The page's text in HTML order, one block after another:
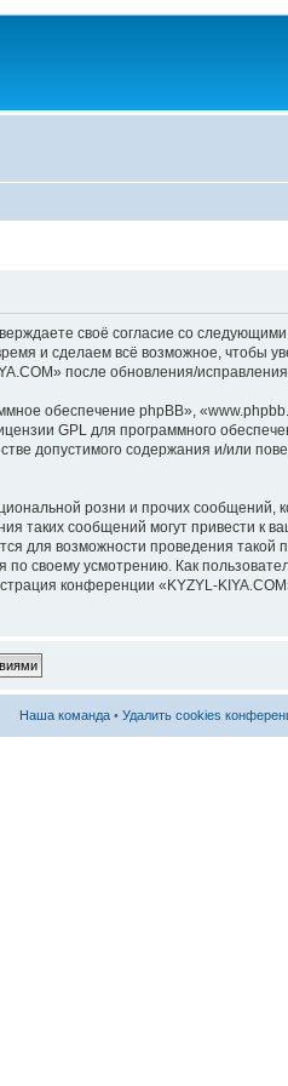
своё согласие со
и сделаем всё возможное, чтобы
после обновления/
обеспечение phpBB»,
GPL для программного
допустимого содержания и/или
розни и прочих сообщений,
таких сообщений могут привести к
для возможности проведения такой
своему усмотрению. Как
конференции «KYZYL-
Наша команда • Удалить cookies